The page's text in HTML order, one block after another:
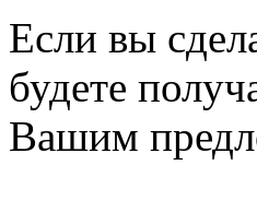
Если вы
будете
Вашим